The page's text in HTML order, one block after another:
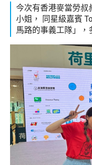
今次有香港麥當勞叔
小姐， 同星級嘉賓
馬路的事義工隊」，